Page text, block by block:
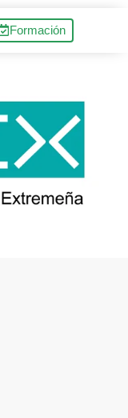
Formación